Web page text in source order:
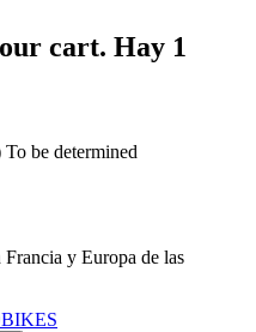
cart. Hay 1
To be determined
y Europa de las